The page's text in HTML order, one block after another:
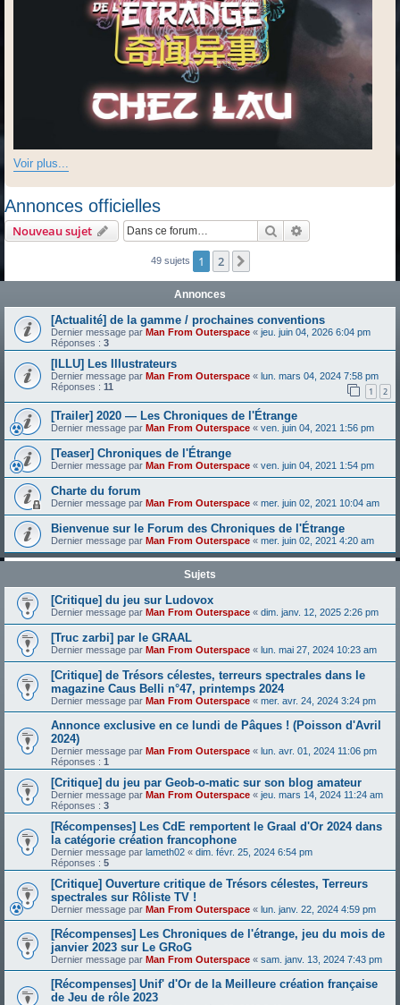
Voir plus...
Annonces officielles
Nouveau sujet Rechercher
49 sujets 1 2
Annonces
[Actualité] de la gamme / prochaines conventions
Dernier message par Man From Outerspace « jeu. juin 04, 2026 6:04 pm
Réponses : 3
[ILLU] Les Illustrateurs
Dernier message par Man From Outerspace « lun. mars 04, 2024 7:58 pm
Réponses : 11 1 2
[Trailer] 2020 — Les Chroniques de l'Étrange
Dernier message par Man From Outerspace « ven. juin 04, 2021 1:56 pm
[Teaser] Chroniques de l'Étrange
Dernier message par Man From Outerspace « ven. juin 04, 2021 1:54 pm
Charte du forum
Dernier message par Man From Outerspace « mer. juin 02, 2021 10:04 am
Bienvenue sur le Forum des Chroniques de l'Étrange
Dernier message par Man From Outerspace « mer. juin 02, 2021 4:20 am
Sujets
[Critique] du jeu sur Ludovox
Dernier message par Man From Outerspace « dim. janv. 12, 2025 2:26 pm
[Truc zarbi] par le GRAAL
Dernier message par Man From Outerspace « lun. mai 27, 2024 10:23 am
[Critique] de Trésors célestes, terreurs spectrales dans le
magazine Caus Belli n°47, printemps 2024
Dernier message par Man From Outerspace « mer. avr. 24, 2024 3:24 pm
Annonce exclusive en ce lundi de Pâques ! (Poisson d'Avril
2024)
Dernier message par Man From Outerspace « lun. avr. 01, 2024 11:06 pm
Réponses : 1
[Critique] du jeu par Geob-o-matic sur son blog amateur
Dernier message par Man From Outerspace « jeu. mars 14, 2024 11:24 am
Réponses : 3
[Récompenses] Les CdE remportent le Graal d'Or 2024 dans
la catégorie création francophone
Dernier message par lameth02 « dim. févr. 25, 2024 6:54 pm
Réponses : 5
[Critique] Ouverture critique de Trésors célestes, Terreurs
spectrales sur Rôliste TV !
Dernier message par Man From Outerspace « lun. janv. 22, 2024 4:59 pm
[Récompenses] Les Chroniques de l'étrange, jeu du mois de
janvier 2023 sur Le GRoG
Dernier message par Man From Outerspace « sam. janv. 13, 2024 7:43 pm
[Récompenses] Unif' d'Or de la Meilleure création française
de Jeu de rôle 2023